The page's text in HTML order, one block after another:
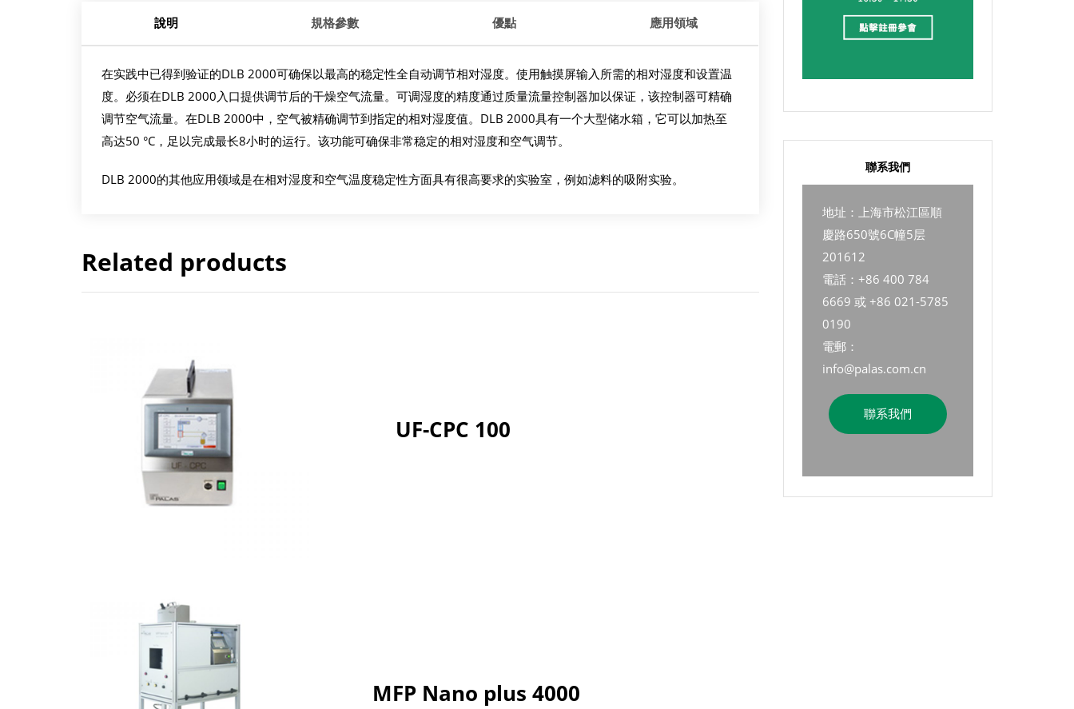
說明 規格參數 優點 應用領域
在实践中已得到验证的DLB 2000可确保以最高的稳定性全自动调节相对湿度。使用触摸屏输入所需的相对湿度和设置温
度。必须在DLB 2000入口提供调节后的干燥空气流量。可调湿度的精度通过质量流量控制器加以保证，该控制器可精确
调节空气流量。在DLB 2000中，空气被精确调节到指定的相对湿度值。DLB 2000具有一个大型储水箱，它可以加热至
高达50 °C，足以完成最长8小时的运行。该功能可确保非常稳定的相对湿度和空气调节。
DLB 2000的其他应用领域是在相对湿度和空气温度稳定性方面具有很高要求的实验室，例如滤料的吸附实验。
Related products
UF-CPC 100
MFP Nano plus 4000
聯系我們
地址：上海市松江區順
慶路650號6C幢5层
201612
電話：+86 400 784
6669 或 +86 021-5785
0190
電郵：
info@palas.com.cn
聯系我們